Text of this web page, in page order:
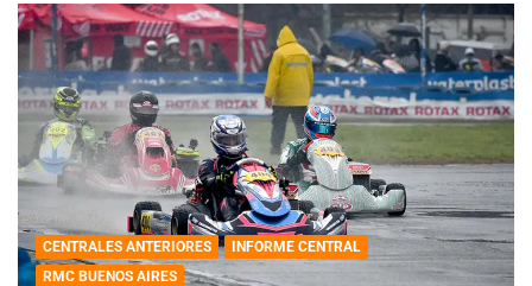
CENTRALES ANTERIORES
INFORME CENTRAL
RMC BUENOS AIRES